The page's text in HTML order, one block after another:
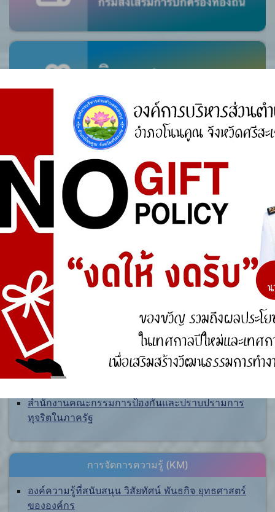
ศูนย์ร้องเรียน
สำนักงานคณะกรรมการป้องกันและปราบปรามการ
สำนักงานคณะกรรมการป้องกันและปราบปรามการ
ทุจริตในภาครัฐ
การจัดการความรู้ (KM)
องค์ความรู้ที่สนับสนุน วิสัยทัศน์ พันธกิจ ยุทธศาสตร์
ขององค์กร